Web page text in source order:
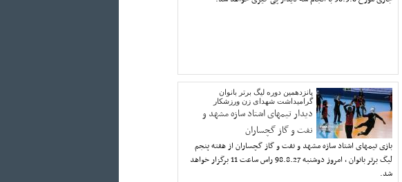
پانزدهمین دوره لیگ برتر بانوان
گرامیداشت شهدای زن ورزشکار
دیدار تیمهای اشتاد سازه مشهد و
نفت و گاز گچساران
بازی تیمهای اشتاد سازه مشهد و نفت و گاز گچساران از هفته پنجم
لیگ برتر بانوان ، امروز دوشنبه 98.8.27 راس ساعت 11 برگزار خواهد
شد.